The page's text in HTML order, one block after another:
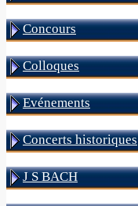
Concours
Colloques
Evénements
Concerts historiques
J S BACH